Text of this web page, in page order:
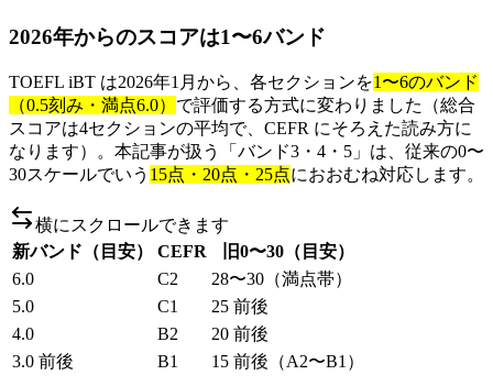
2026年からのスコアは1〜6バンド
TOEFL iBT は2026年1月から、各セクションを1〜6のバンド
（0.5刻み・満点6.0） で評価する方式に変わりました（総合
スコアは4セクションの平均で、CEFR にそろえた読み方に
なります）。本記事が扱う「バンド3・4・5」は、従来の0〜
30スケールでいう 15点・20点・25点におおむね対応します。
横にスクロールできます
新バンド（目安）
CEFR
旧0〜30（目安）
6.0
C2
28〜30（満点帯）
5.0
C1
25 前後
4.0
B2
20 前後
3.0 前後
B1 15 前後（A2〜B1）